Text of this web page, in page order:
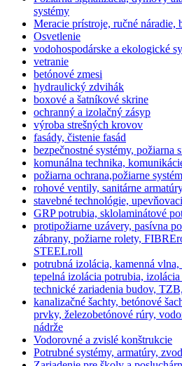
systémy
Meracie prístroje, ručné náradie,
Osvetlenie
vodohospodárske a ekologické
vetranie
betónové zmesi
hydraulický zdvihák
boxové a šatníkové skrine
ochranný a izolačný zásyp
výroba strešných krovov
fasády, čistenie fasád
bezpečnostné systémy, požiarna
komunálna technika,
požiarna ochrana,požiarne
rohové ventily, sanitárne
stavebné technológie,
GRP potrubia, sklolaminátové
protipožiarne uzávery, pasívna
zábrany, požiarne rolety,
STEELroll
potrubná izolácia, kamenná
tepelná izolácia potrubia,
technické zariadenia budov, TZB,
kanalizačné šachty, betónové
prvky, železobetónové rúry,
nádrže
Vodorovné a zvislé konštrukcie
Potrubné systémy, armatúry,